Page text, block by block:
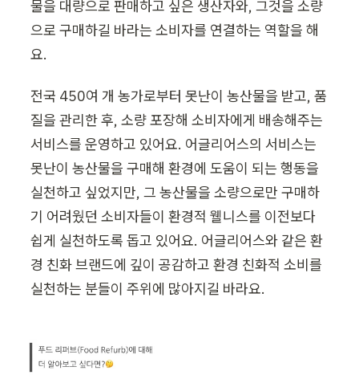
물을 대량으로 판매하고 싶은 생산자와, 그것을 소량
으로 구매하길 바라는 소비자를 연결하는 역할을 해
요.
전국 450여 개 농가로부터 못난이 농산물을 받고, 품
질을 관리한 후, 소량 포장해 소비자에게 배송해주는
서비스를 운영하고 있어요. 어글리어스의 서비스는
못난이 농산물을 구매해 환경에 도움이 되는 행동을
실천하고 싶었지만, 그 농산물을 소량으로만 구매하
기 어려웠던 소비자들이 환경적 웰니스를 이전보다
쉽게 실천하도록 돕고 있어요. 어글리어스와 같은 환
경 친화 브랜드에 깊이 공감하고 환경 친화적 소비를
실천하는 분들이 주위에 많아지길 바라요.